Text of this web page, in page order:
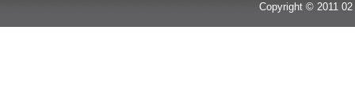
Copyright © 2011